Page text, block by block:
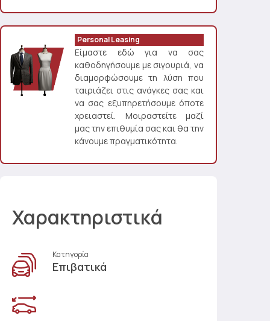
Personal Leasing
Είμαστε εδώ για να σας
καθοδηγήσουμε με σιγουριά, να
διαμορφώσουμε τη λύση που
ταιριάζει στις ανάγκες σας και
να σας εξυπηρετήσουμε όποτε
χρειαστεί. Μοιραστείτε μαζί
μας την επιθυμία σας και θα την
κάνουμε πραγματικότητα.
Χαρακτηριστικά
Κατηγορία
Επιβατικά